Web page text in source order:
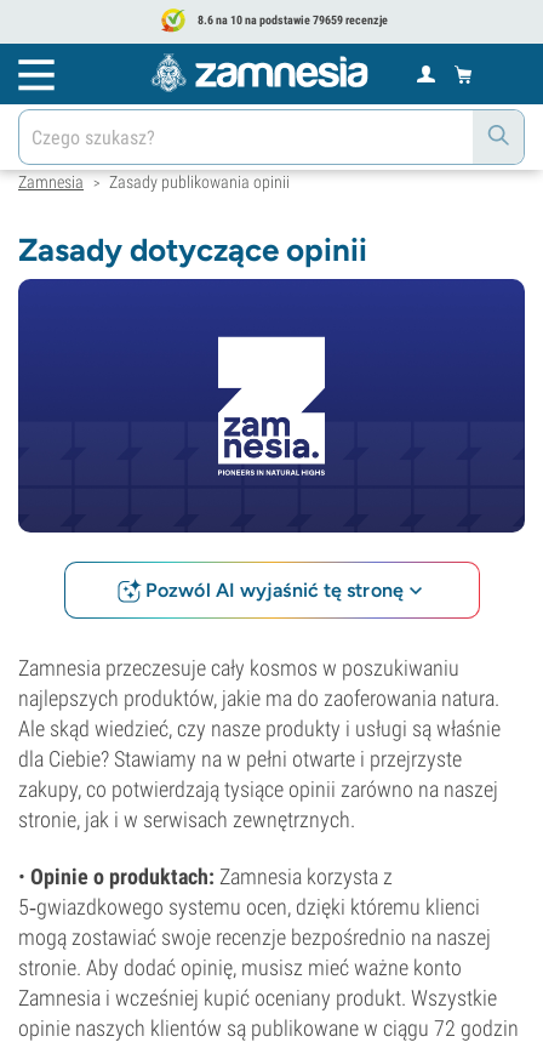
8.6 na 10 na podstawie 79659 recenzje
Zamnesia > Zasady publikowania opinii
Zasady dotyczące opinii
Pozwól AI wyjaśnić tę stronę
Zamnesia przeczesuje cały kosmos w poszukiwaniu
najlepszych produktów, jakie ma do zaoferowania natura.
Ale skąd wiedzieć, czy nasze produkty i usługi są właśnie
dla Ciebie? Stawiamy na w pełni otwarte i przejrzyste
zakupy, co potwierdzają tysiące opinii zarówno na naszej
stronie, jak i w serwisach zewnętrznych.
• Opinie o produktach: Zamnesia korzysta z
5‑gwiazdkowego systemu ocen, dzięki któremu klienci
mogą zostawiać swoje recenzje bezpośrednio na naszej
stronie. Aby dodać opinię, musisz mieć ważne konto
Zamnesia i wcześniej kupić oceniany produkt. Wszystkie
opinie naszych klientów są publikowane w ciągu 72 godzin